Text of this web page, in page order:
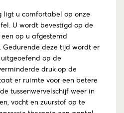
ligt u comfortabel op onze
U wordt bevestigd op de
op u afgestemd
deze tijd wordt er
op de
druk op de
er ruimte voor een betere
tussenwervelschijf weer in
vocht en zuurstof op te